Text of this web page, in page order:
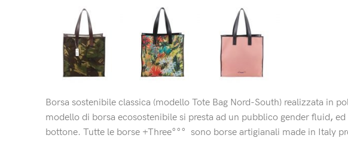
Borsa sostenibile classica (modello Tote Bag Nord-South) realizzata in
modello di borsa ecosostenibile si presta ad un pubblico gender fluid, ed
bottone. Tutte le borse +Three°°° sono borse artigianali made in Italy